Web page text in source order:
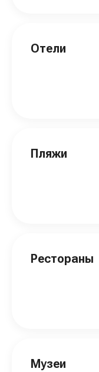
Отели
Пляжи
Рестораны
Музеи